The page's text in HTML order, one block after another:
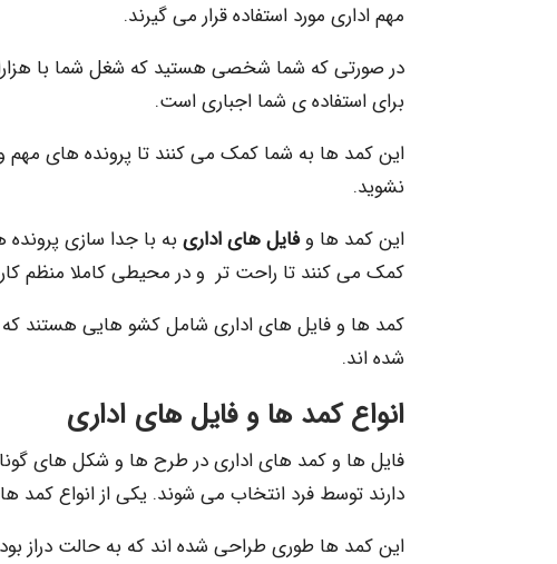
مهم اداری مورد استفاده قرار می گیرند.
در صورتی که شما شخصی هستید که شغل شما با
برای استفاده ی شما اجباری است.
این کمد ها به شما کمک می کنند تا پرونده های مهم
نشوید.
این کمد ها وفایل های اداری به با جدا سازی
کمک می کنند تا راحت تر و در محیطی کاملا منظم کار
کمد ها و فایل های اداری شامل کشو هایی هستند که
شده اند.
انواع کمد ها و فایل های اداری
فایل ها و کمد های اداری در طرح ها و شکل های
دارند توسط فرد انتخاب می شوند. یکی از انواع کمد
این کمد ها طوری طراحی شده اند که به حالت دراز